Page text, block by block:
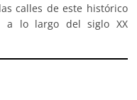
calles de este histórico
a lo largo del siglo XX